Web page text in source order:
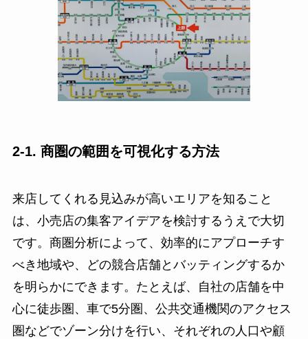
2-1. 商圏の範囲を可視化する方法
来店してくれる見込みが高いエリアを知ること
は、小売店の集客アイデアを検討するうえで大切
です。商圏分析によって、効率的にアプローチす
べき地域や、どの競合店舗とバッティングするか
を明らかにできます。たとえば、自社の店舗を中
心に徒歩圏、車で5分圏、公共交通機関のアクセス
圏などでゾーン分けを行い、それぞれの人口や顧